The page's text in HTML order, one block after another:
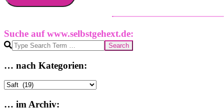
Suche auf www.selbstgehext.de:
Search
… nach Kategorien:
…
Kategorien:
… im Archiv: